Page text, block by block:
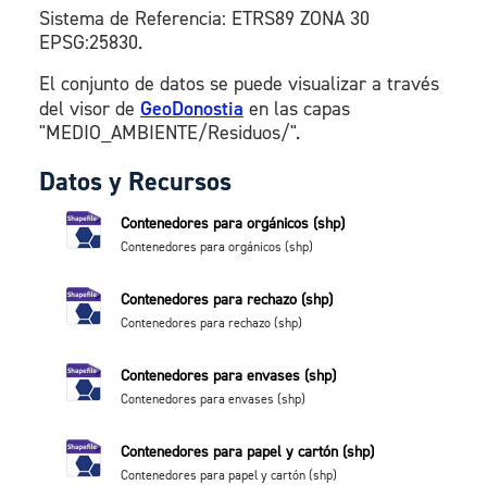
Sistema de Referencia: ETRS89 ZONA 30
EPSG:25830.
El conjunto de datos se puede visualizar a través
del visor de GeoDonostia en las capas
"MEDIO_AMBIENTE/Residuos/".
Datos y Recursos
Contenedores para orgánicos (shp)
Contenedores para orgánicos (shp)
Contenedores para rechazo (shp)
Contenedores para rechazo (shp)
Contenedores para envases (shp)
Contenedores para envases (shp)
Contenedores para papel y cartón (shp)
Contenedores para papel y cartón (shp)